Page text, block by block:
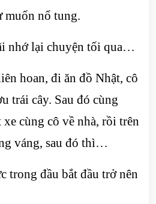
muốn nổ tung.
nhớ lại chuyện tối qua…
hoan, đi ăn đồ Nhật, cô
trái cây. Sau đó cùng
cùng cô về nhà, rồi trên
váng, sau đó thì…
trong đầu bắt đầu trở nên